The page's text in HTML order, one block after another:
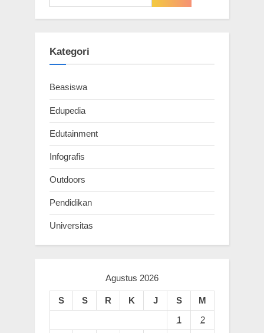
untuk:
Kategori
Beasiswa
Edupedia
Edutainment
Infografis
Outdoors
Pendidikan
Universitas
Agustus 2026
S S R K J S
M
1
2